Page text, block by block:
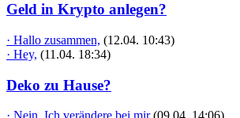
Geld in Krypto anlegen?
· Hallo zusammen, (12.04. 10:43)
· Hey, (11.04. 18:34)
Deko zu Hause?